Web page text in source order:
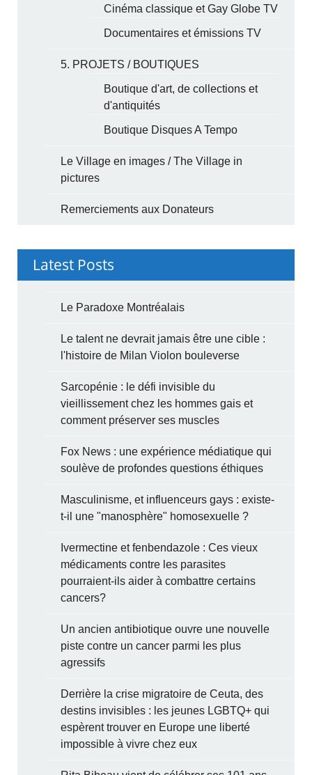
Cinéma classique et Gay Globe TV
Documentaires et émissions TV
5. PROJETS / BOUTIQUES
Boutique d'art, de collections et
d'antiquités
Boutique Disques A Tempo
Le Village en images / The Village in
pictures
Remerciements aux Donateurs
Latest Posts
Le Paradoxe Montréalais
Le talent ne devrait jamais être une cible :
l'histoire de Milan Violon bouleverse
Sarcopénie : le défi invisible du
vieillissement chez les hommes gais et
comment préserver ses muscles
Fox News : une expérience médiatique qui
soulève de profondes questions éthiques
Masculinisme, et influenceurs gays : existe-
t-il une "manosphère" homosexuelle ?
Ivermectine et fenbendazole : Ces vieux
médicaments contre les parasites
pourraient-ils aider à combattre certains
cancers?
Un ancien antibiotique ouvre une nouvelle
piste contre un cancer parmi les plus
agressifs
Derrière la crise migratoire de Ceuta, des
destins invisibles : les jeunes LGBTQ+ qui
espèrent trouver en Europe une liberté
impossible à vivre chez eux